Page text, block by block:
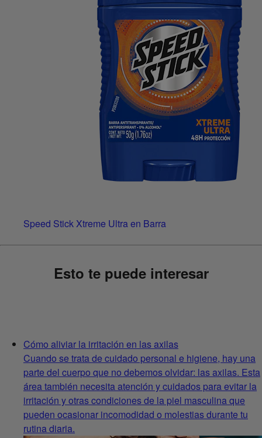
Speed Stick Xtreme Ultra en Barra
Esto te puede interesar
Cómo aliviar la irritación en las axilas
Cuando se trata de cuidado personal e higiene, hay una
parte del cuerpo que no debemos olvidar: las axilas. Esta
área también necesita atención y cuidados para evitar la
irritación y otras condiciones de la piel masculina que
pueden ocasionar incomodidad o molestias durante tu
rutina diaria.